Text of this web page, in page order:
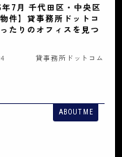
年7月 千代田区・中央区
件】貸事務所ドットコ
たりのオフィスを見つ
貸事務所ドットコム
ABOUT ME